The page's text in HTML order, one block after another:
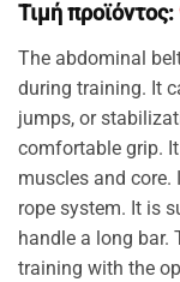
Τιμή προϊόντος:
The abdominal
during training. It
jumps, or
comfortable grip.
muscles and
rope system. It is
handle a long bar.
training with the